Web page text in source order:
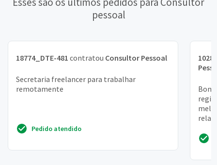
pessoal
18774_DTE-481 contratou Consultor Pessoal
Secretaria freelancer para trabalhar
remotamente
Pedido atendido
Bom